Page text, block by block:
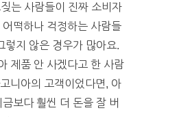
는 사람들이 진짜 소비자
어떡하나 걱정하는 사람들
렇지 않은 경우가 많아요.
제품 안 사겠다고 한 사람
니아의 고객이었다면, 아
보다 훨씬 더 돈을 잘 버